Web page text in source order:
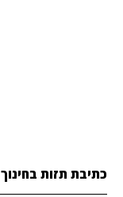
כתיבת תזות בחינוך